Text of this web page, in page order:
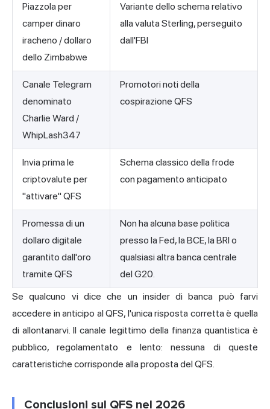
Piazzola per
camper dinaro
iracheno / dollaro
dello Zimbabwe
Variante dello schema relativo
alla valuta Sterling, perseguito
dall'FBI
Canale Telegram
denominato
Charlie Ward /
WhipLash347
Promotori noti della
cospirazione QFS
Invia prima le
criptovalute per
"attivare" QFS
Schema classico della frode
con pagamento anticipato
Promessa di un
dollaro digitale
garantito dall'oro
tramite QFS
Non ha alcuna base politica
presso la Fed, la BCE, la BRI o
qualsiasi altra banca centrale
del G20.
Se qualcuno vi dice che un insider di banca può farvi
accedere in anticipo al QFS, l'unica risposta corretta è quella
di allontanarvi. Il canale legittimo della finanza quantistica è
pubblico, regolamentato e lento: nessuna di queste
caratteristiche corrisponde alla proposta del QFS.
Conclusioni sul QFS nel 2026